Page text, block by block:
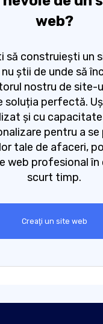
web?
să construiești un
știi de unde să
nostru de site-
soluția perfectă.
și cu
pentru a
tale de afaceri,
web profesional în
scurt timp.
Creaţi un site web